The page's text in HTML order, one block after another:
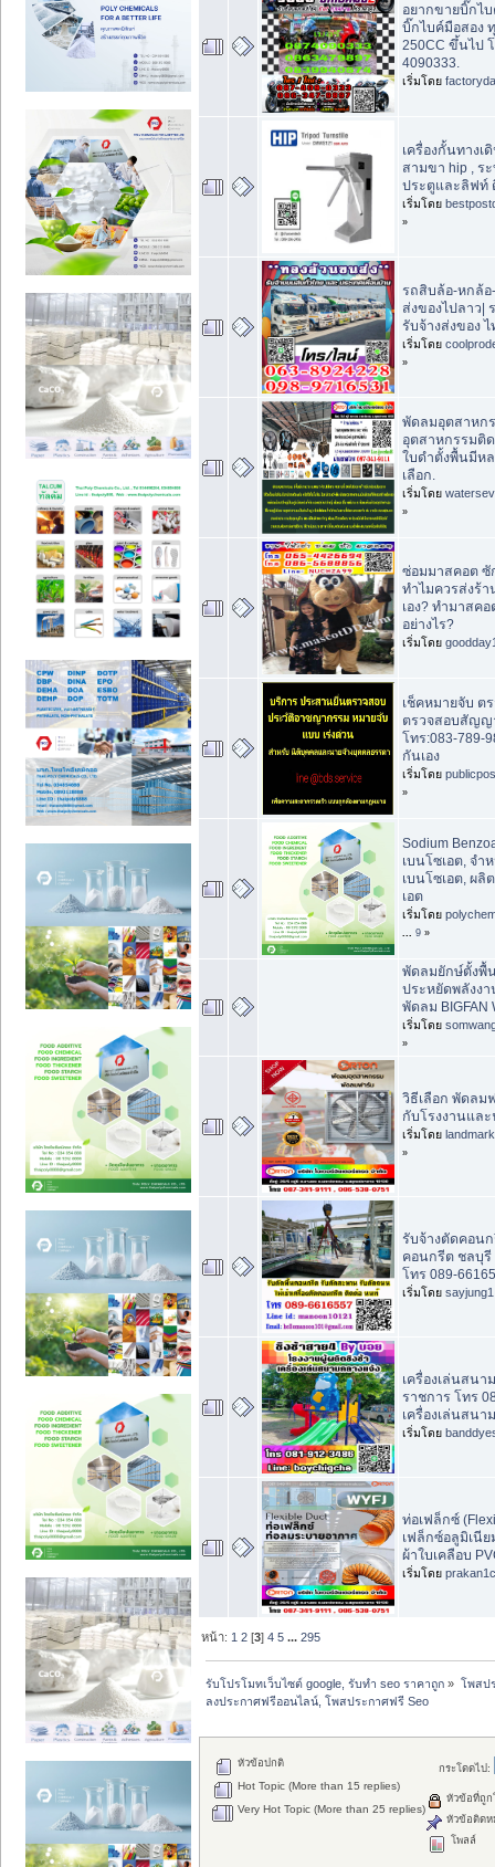
อยากขายบิ๊กไบ
บิ๊กไบค์มือสอง
250CC ขึ้นไป
4090333.
เริ่มโดย
เครื่องกั้นทางเ
สามขา hip , ร
ประตูและลิฟท์
เริ่มโดย
»
รถสิบล้อ-หกล้อ
ส่งของไปลาว|
รับจ้างส่งของ
เริ่มโดย
»
พัดลมอุตสาหก
อุตสาหกรรมติ
ใบดำตั้งพื้นมีห
เลือก.
เริ่มโดย
»
ซ่อมมาสคอต ซั
ทำไมควรส่งร้า
เอง? ทำมาสค
อย่างไร?
เริ่มโดย
เช็คหมายจับ ต
ตรวจสอบสัญญ
โทร:083-789-
กันเอง
เริ่มโดย
»
Sodium
เบนโซเอต, จำ
เบนโซเอต, ผลิ
เอต
เริ่มโดย
9 »
พัดลมยักษ์ตั้งพื้
ประหยัดพลังงา
พัดลม BIGFAN
เริ่มโดย
»
วิธีเลือก พัดลม
กับโรงงานแล
เริ่มโดย
»
รับจ้างตัดคอน
คอนกรีต ชลบุรี
โทร 089-
เริ่มโดย sayjung1
เครื่องเล่นสน
ราชการ โทร
เครื่องเล่นสนา
เริ่มโดย
ท่อเฟล็กซ์
เฟล็กซ์อลูมิเนีย
ผ้าใบเคลือบ
เริ่มโดย prakan1c
หน้า: 1 2 [3]4 5 ...295
รับโปรโมทเว็บไซต์ google, รับทำ seo ราคาถูก » โพสป
ลงประกาศฟรีออนไลน์, โพสประกาศฟรี Seo
กระโดดไป:
หัวข้อปกติ
Hot Topic (More than 15 replies)
Very Hot Topic (More than 25 replies)
หัวข้อที่ถู
หัวข้อติดห
โพลล์